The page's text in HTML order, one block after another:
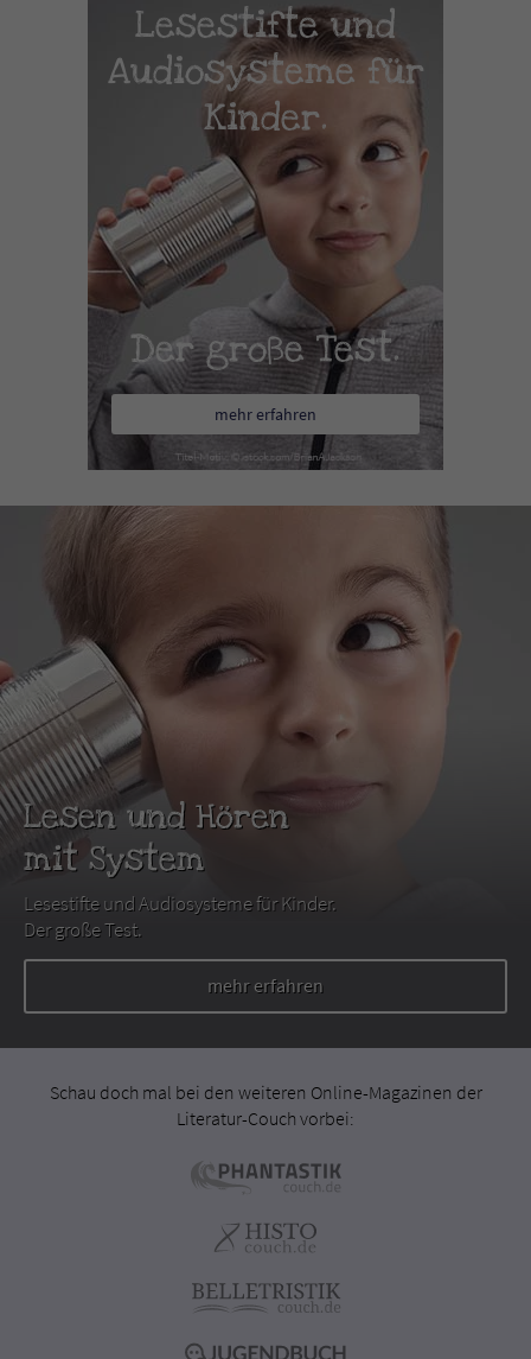
Lesestifte und
Audiosysteme für
Kinder.
Der große Test.
mehr erfahren
Lesen und Hören
mit System
Lesestifte und Audiosysteme für Kinder.
Der große Test.
mehr erfahren
Schau doch mal bei den weiteren Online-Magazinen der
Literatur-Couch vorbei: